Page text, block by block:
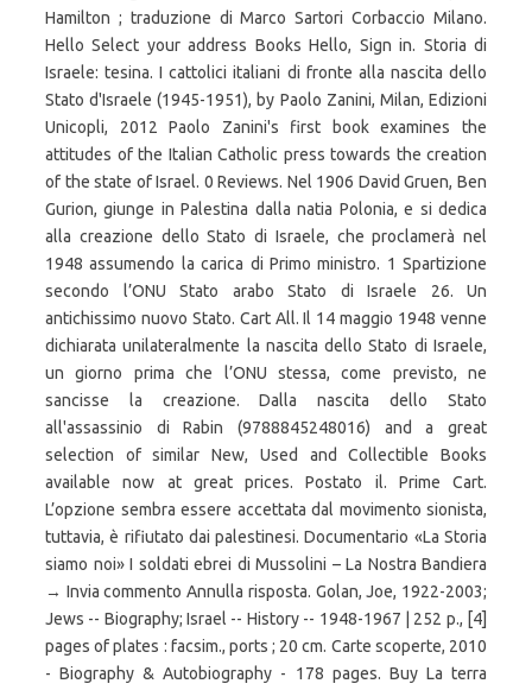
Hamilton ; traduzione di Marco Sartori Corbaccio Milano.
Hello Select your address Books Hello, Sign in. Storia di
Israele: tesina. I cattolici italiani di fronte alla nascita dello
Stato d'Israele (1945-1951), by Paolo Zanini, Milan, Edizioni
Unicopli, 2012 Paolo Zanini's first book examines the
attitudes of the Italian Catholic press towards the creation
of the state of Israel. 0 Reviews. Nel 1906 David Gruen, Ben
Gurion, giunge in Palestina dalla natia Polonia, e si dedica
alla creazione dello Stato di Israele, che proclamerà nel
1948 assumendo la carica di Primo ministro. 1 Spartizione
secondo l’ONU Stato arabo Stato di Israele 26. Un
antichissimo nuovo Stato. Cart All. Il 14 maggio 1948 venne
dichiarata unilateralmente la nascita dello Stato di Israele,
un giorno prima che l’ONU stessa, come previsto, ne
sancisse la creazione. Dalla nascita dello Stato
all'assassinio di Rabin (9788845248016) and a great
selection of similar New, Used and Collectible Books
available now at great prices. Postato il. Prime Cart.
L’opzione sembra essere accettata dal movimento sionista,
tuttavia, è rifiutato dai palestinesi. Documentario «La Storia
siamo noi» I soldati ebrei di Mussolini – La Nostra Bandiera
→ Invia commento Annulla risposta. Golan, Joe, 1922-2003;
Jews -- Biography; Israel -- History -- 1948-1967 | 252 p., [4]
pages of plates : facsim., ports ; 20 cm. Carte scoperte, 2010
- Biography & Autobiography - 178 pages. Buy La terra